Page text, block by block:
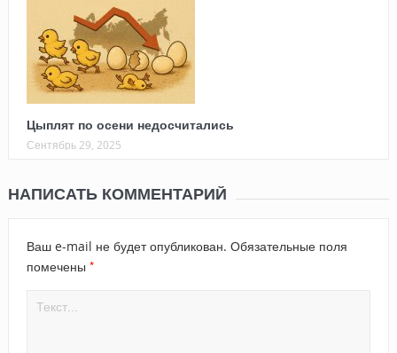
Цыплят по осени недосчитались
Сентябрь 29, 2025
НАПИСАТЬ КОММЕНТАРИЙ
Ваш e-mail не будет опубликован. Обязательные поля
помечены *